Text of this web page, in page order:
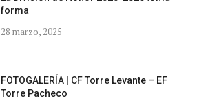
forma
28 marzo, 2025
FOTOGALERÍA | CF Torre Levante – EF
Torre Pacheco